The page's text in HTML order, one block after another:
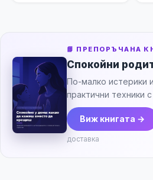
📘 ПРЕПОРЪЧАНА
Спокойни
По-малко истерики
практични техники
Виж книгата →
доставка